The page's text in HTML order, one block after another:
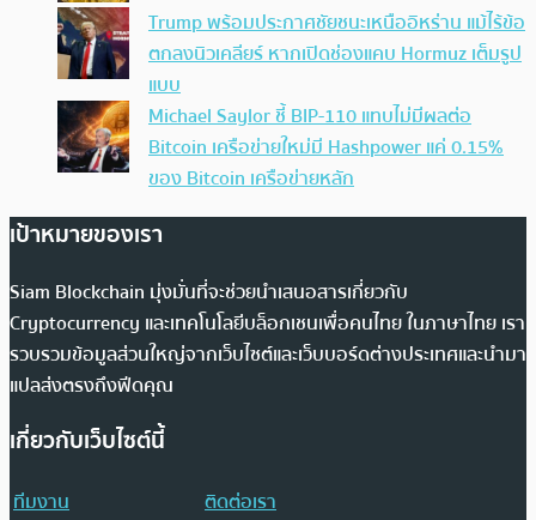
Trump พร้อมประกาศชัยชนะเหนืออิหร่าน แม้ไร้ข้อ
ตกลงนิวเคลียร์ หากเปิดช่องแคบ Hormuz เต็มรูป
แบบ
Michael Saylor ชี้ BIP-110 แทบไม่มีผลต่อ
Bitcoin เครือข่ายใหม่มี Hashpower แค่ 0.15%
ของ Bitcoin เครือข่ายหลัก
เป้าหมายของเรา
Siam Blockchain มุ่งมั่นที่จะช่วยนำเสนอสารเกี่ยวกับ
Cryptocurrency และเทคโนโลยีบล็อกเชนเพื่อคนไทย ในภาษาไทย เรา
รวบรวมข้อมูลส่วนใหญ่จากเว็บไซต์และเว็บบอร์ดต่างประเทศและนำมา
แปลส่งตรงถึงฟีดคุณ
เกี่ยวกับเว็บไซต์นี้
ทีมงาน
ติดต่อเรา